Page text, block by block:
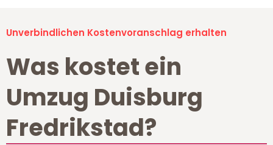
Unverbindlichen Kostenvoranschlag erhalten
Was kostet ein
Umzug Duisburg
Fredrikstad?